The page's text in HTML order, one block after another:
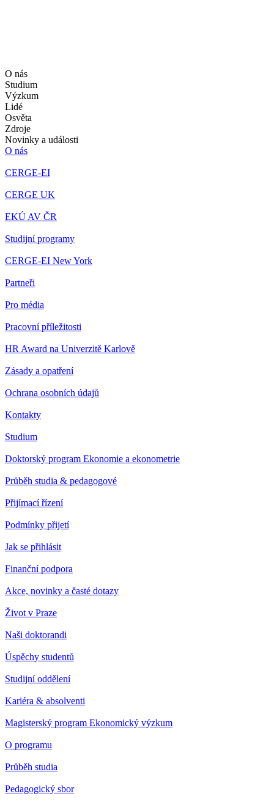
O nás
Studium
Výzkum
Lidé
Osvěta
Zdroje
Novinky a události
O nás
CERGE-EI
CERGE UK
EKÚ AV ČR
Studijní programy
CERGE-EI New York
Partneři
Pro média
Pracovní příležitosti
HR Award na Univerzitě Karlově
Zásady a opatření
Ochrana osobních údajů
Kontakty
Studium
Doktorský program Ekonomie a ekonometrie
Průběh studia & pedagogové
Přijímací řízení
Podmínky přijetí
Jak se přihlásit
Finanční podpora
Akce, novinky a časté dotazy
Život v Praze
Naši doktorandi
Úspěchy studentů
Studijní oddělení
Kariéra & absolventi
Magisterský program Ekonomický výzkum
O programu
Průběh studia
Pedagogický sbor